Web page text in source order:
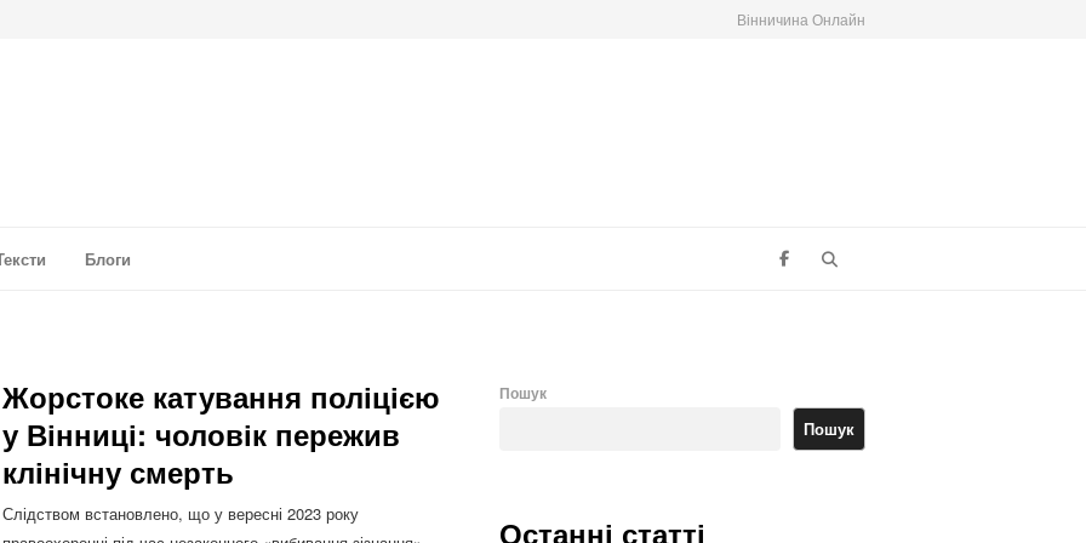
Вінничина Онлайн
Блоги
Жорстоке катування поліцією
у Вінниці: чоловік пережив
клінічну смерть
Слідством встановлено, що у вересні 2023 року
Пошук
Пошук
Останні статті